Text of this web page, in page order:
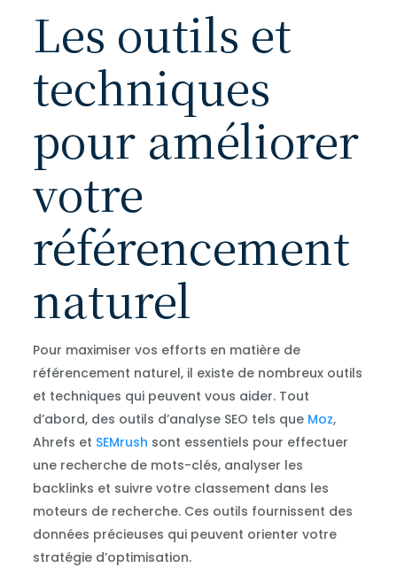
Les outils et
techniques
pour améliorer
votre
référencement
naturel
Pour maximiser vos efforts en matière de
référencement naturel, il existe de nombreux outils
et techniques qui peuvent vous aider. Tout
d’abord, des outils d’analyse SEO tels que Moz,
Ahrefs et SEMrush sont essentiels pour effectuer
une recherche de mots-clés, analyser les
backlinks et suivre votre classement dans les
moteurs de recherche. Ces outils fournissent des
données précieuses qui peuvent orienter votre
stratégie d’optimisation.